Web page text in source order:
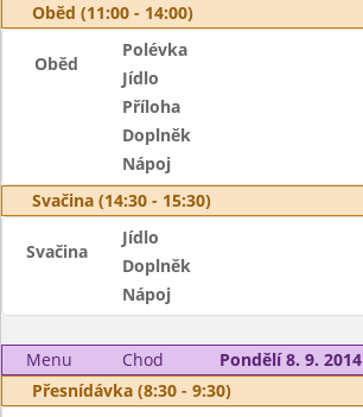
Oběd (11:00 - 14:00)
Oběd
Polévka
Jídlo
Příloha
Doplněk
Nápoj
Svačina (14:30 - 15:30)
Svačina
Jídlo
Doplněk
Nápoj
Menu Chod
Pondělí 8. 9. 2014
Přesnídávka (8:30 - 9:30)